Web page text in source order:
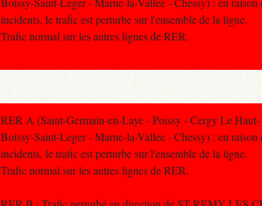
incidents, le trafic est perturbe sur l'ensemble de la ligne.
Trafic normal sur les autres lignes de RER.
RER A (Saint-Germain-en-Laye - Poissy - Cergy Le Haut-
Boissy-Saint-Leger - Marne-la-Vallee - Chessy) : en raison
incidents, le trafic est perturbe sur l'ensemble de la ligne.
Trafic normal sur les autres lignes de RER.